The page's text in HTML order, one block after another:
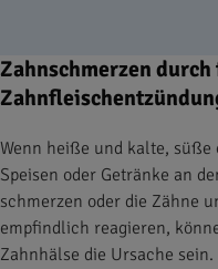
Zahnschmerzen
Wenn heiße und kalte, süße
Speisen oder Getränke an
schmerzen oder die Zähne
empfindlich reagieren,
Zahnhälse die Ursache